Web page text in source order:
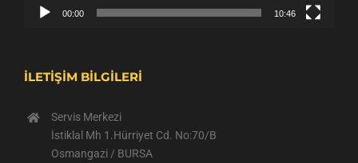
00:00 10:46
İLETİŞİM BİLGİLERİ
Servis Merkezi
İstiklal Mh 1.Hürriyet Cd. No:70/B
Osmangazi / BURSA